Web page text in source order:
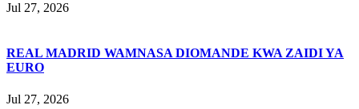
Jul 27, 2026
REAL MADRID WAMNASA DIOMANDE KWA ZAIDI YA
EURO
Jul 27, 2026